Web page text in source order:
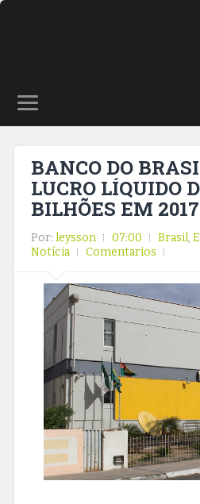
BANCO DO
LUCRO LÍQUIDO
BILHÕES EM 2017
Por: leysson 07:00 Brasil,
Notícia
Comentarios